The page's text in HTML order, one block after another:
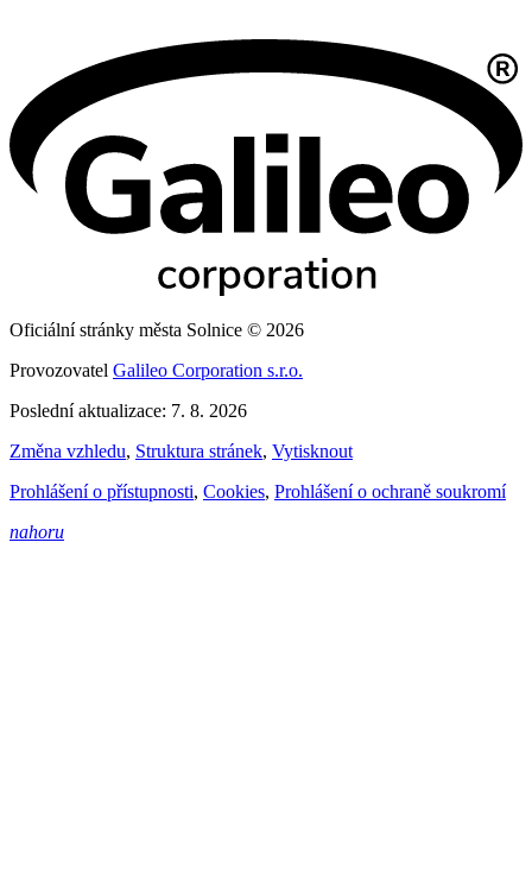
Oficiální stránky města Solnice © 2026
Provozovatel Galileo Corporation s.r.o.
Poslední aktualizace: 7. 8. 2026
Změna vzhledu, Struktura stránek, Vytisknout
Prohlášení o přístupnosti, Cookies, Prohlášení o ochraně soukromí
nahoru